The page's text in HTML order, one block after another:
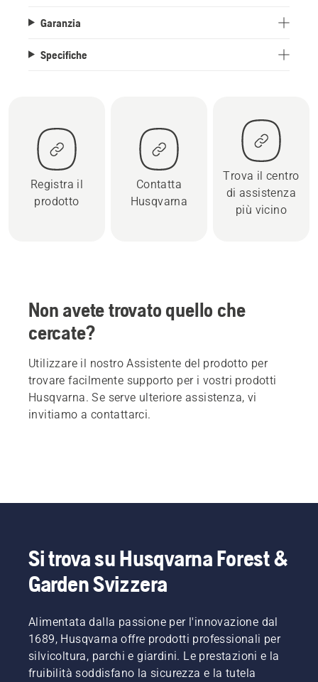
Garanzia
Specifiche
Registra il
prodotto
Contatta
Husqvarna
Trova il centro
di assistenza
più vicino
Non avete trovato quello che
cercate?
Utilizzare il nostro Assistente del prodotto per
trovare facilmente supporto per i vostri prodotti
Husqvarna. Se serve ulteriore assistenza, vi
invitiamo a contattarci.
Si trova su Husqvarna Forest &
Garden Svizzera
Alimentata dalla passione per l'innovazione dal
1689, Husqvarna offre prodotti professionali per
silvicoltura, parchi e giardini. Le prestazioni e la
fruibilità soddisfano la sicurezza e la tutela